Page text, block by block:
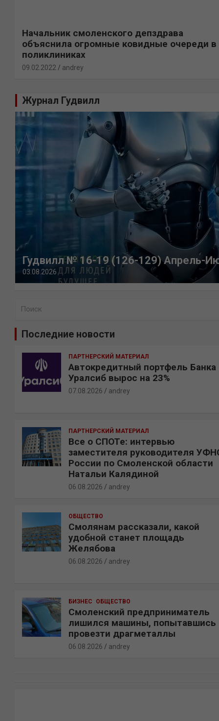
Начальник смоленского депздрава
объяснила огромные ковидные очереди в
поликлиниках
09.02.2022 andrey
Журнал Гудвилл
Гудвилл № 16-19 (126-129) Апрель-
03.08.2026
Последние новости
ПАРТНЕРСКИЙ МАТЕРИАЛ
Автокредитный портфель Банка
Уралсиб вырос на 23%
07.08.2026 andrey
ПАРТНЕРСКИЙ МАТЕРИАЛ
Все о СПОТе: интервью
заместителя руководителя
России по Смоленской области
Натальи Калядиной
06.08.2026 andrey
ОБЩЕСТВО
Смолянам рассказали, какой
удобной станет площадь
Желябова
06.08.2026 andrey
БИЗНЕС ОБЩЕСТВО
Смоленский предприниматель
лишился машины, попытавшись
провезти драгметаллы
06.08.2026 andrey